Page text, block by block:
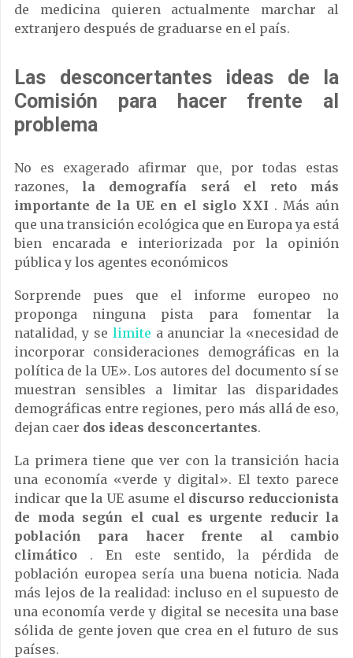
de medicina quieren actualmente marchar al
extranjero después de graduarse en el país.
Las desconcertantes ideas de la
Comisión para hacer frente al
problema
No es exagerado afirmar que, por todas estas
razones, la demografía será el reto más
importante de la UE en el siglo XXI . Más aún
que una transición ecológica que en Europa ya está
bien encarada e interiorizada por la opinión
pública y los agentes económicos
Sorprende pues que el informe europeo no
proponga ninguna pista para fomentar la
natalidad, y se limite a anunciar la «necesidad de
incorporar consideraciones demográficas en la
política de la UE». Los autores del documento sí se
muestran sensibles a limitar las disparidades
demográficas entre regiones, pero más allá de eso,
dejan caer dos ideas desconcertantes.
La primera tiene que ver con la transición hacia
una economía «verde y digital». El texto parece
indicar que la UE asume el discurso reduccionista
de moda según el cual es urgente reducir la
población para hacer frente al cambio
climático . En este sentido, la pérdida de
población europea sería una buena noticia. Nada
más lejos de la realidad: incluso en el supuesto de
una economía verde y digital se necesita una base
sólida de gente joven que crea en el futuro de sus
países.